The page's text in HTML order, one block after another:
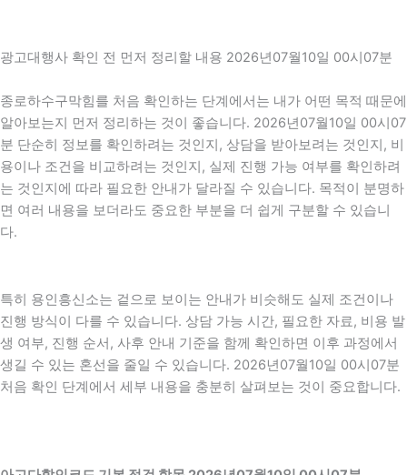
광고대행사 확인 전 먼저 정리할 내용 2026년07월10일 00시07분
종로하수구막힘를 처음 확인하는 단계에서는 내가 어떤 목적 때문에
알아보는지 먼저 정리하는 것이 좋습니다. 2026년07월10일 00시07
분 단순히 정보를 확인하려는 것인지, 상담을 받아보려는 것인지, 비
용이나 조건을 비교하려는 것인지, 실제 진행 가능 여부를 확인하려
는 것인지에 따라 필요한 안내가 달라질 수 있습니다. 목적이 분명하
면 여러 내용을 보더라도 중요한 부분을 더 쉽게 구분할 수 있습니
다.
특히 용인흥신소는 겉으로 보이는 안내가 비슷해도 실제 조건이나
진행 방식이 다를 수 있습니다. 상담 가능 시간, 필요한 자료, 비용 발
생 여부, 진행 순서, 사후 안내 기준을 함께 확인하면 이후 과정에서
생길 수 있는 혼선을 줄일 수 있습니다. 2026년07월10일 00시07분
처음 확인 단계에서 세부 내용을 충분히 살펴보는 것이 중요합니다.